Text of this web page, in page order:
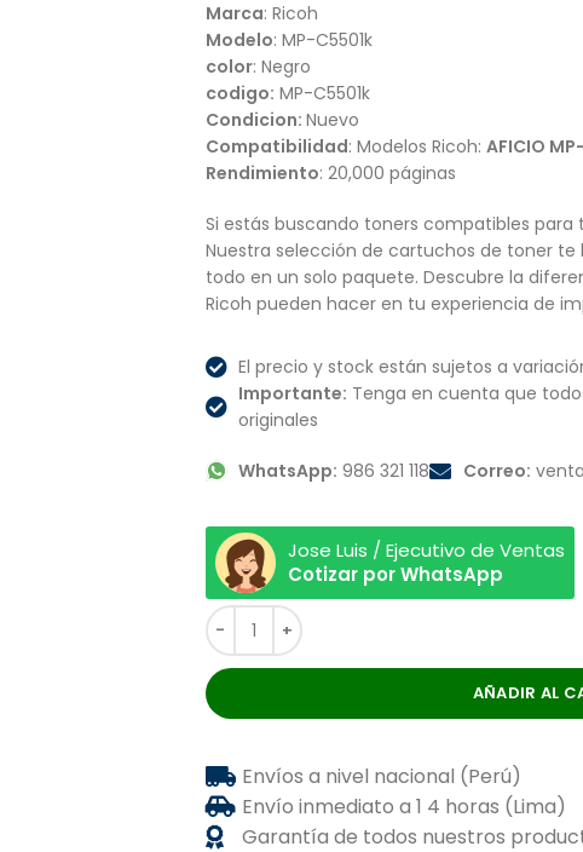
Marca: Ricoh
Modelo: MP-C5501k
color: Negro
codigo: MP-C5501k
Condicion: Nuevo
Compatibilidad: Modelos Ricoh: AFICIO
Rendimiento: 20,000 páginas
Si estás buscando toners compatibles para
Nuestra selección de cartuchos de toner
todo en un solo paquete. Descubre la
Ricoh pueden hacer en tu experiencia de
El precio y stock están sujetos a
Importante: Tenga en cuenta que
originales
WhatsApp: 986 321 118 Correo:
Jose Luis / Ejecutivo de Ventas
Cotizar por WhatsApp
AÑADIR AL
Envíos a nivel nacional (Perú)
Envío inmediato a 1 4 horas (Lima)
Garantía de todos nuestros